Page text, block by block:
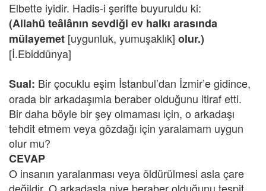
Elbette iyidir. Hadis-i şerifte buyuruldu ki:
(Allahü teâlânın sevdiği ev halkı arasında
mülayemet [uygunluk, yumuşaklık] olur.)
[İ.Ebiddünya]
Sual: Bir çocuklu eşim İstanbul’dan İzmir’e gidince,
orada bir arkadaşımla beraber olduğunu itiraf etti.
Bir daha böyle bir şey olmaması için, o arkadaşı
tehdit etmem veya gözdağı için yaralamam uygun
olur mu?
CEVAP
O insanın yaralanması veya öldürülmesi asla çare